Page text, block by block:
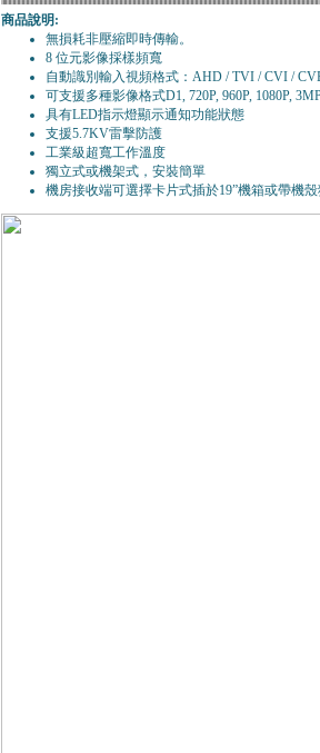
商品說明:
無損耗非壓縮即時傳輸。
8 位元影像採樣頻寬
自動識別輸入視頻格式：AHD / TVI / CVI /
可支援多種影像格式D1, 720P, 960P, 1080P,
具有LED指示燈顯示通知功能狀態
支援5.7KV雷擊防護
工業級超寬工作溫度
獨立式或機架式，安裝簡單
機房接收端可選擇卡片式插於19”機箱或帶機